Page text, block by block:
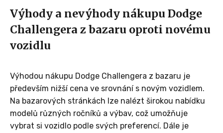
Výhody a nevýhody nákupu Dodge
Challengera z bazaru oproti novému
vozidlu
Výhodou nákupu Dodge Challengera z bazaru je
především nižší cena ve srovnání s novým vozidlem.
Na bazarových stránkách lze nalézt širokou nabídku
modelů různých ročníků a výbav, což umožňuje
vybrat si vozidlo podle svých preferencí. Dále je